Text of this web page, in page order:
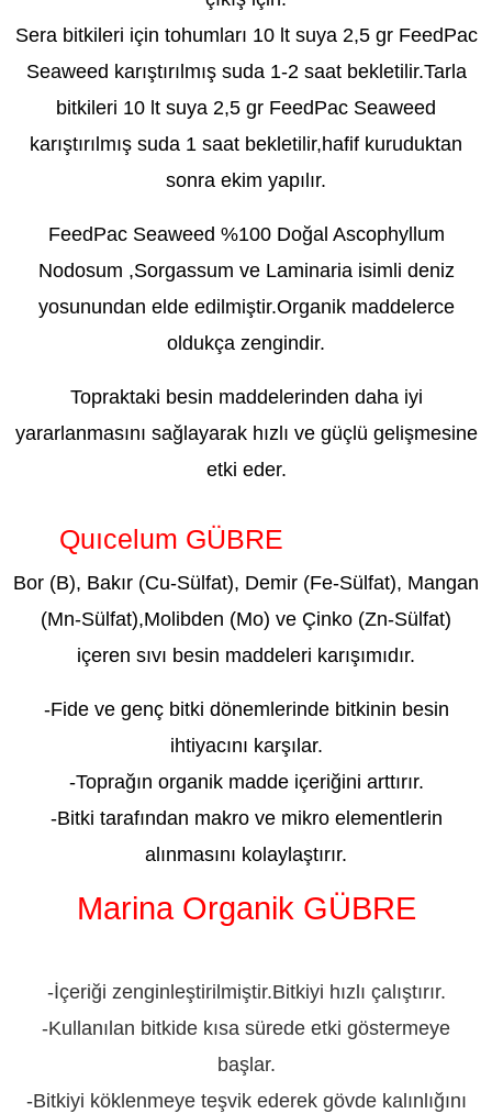
Sera bitkileri için tohumları 10 lt suya 2,5 gr FeedPac
Seaweed karıştırılmış suda 1-2 saat bekletilir.Tarla
bitkileri 10 lt suya 2,5 gr FeedPac Seaweed
karıştırılmış suda 1 saat bekletilir,hafif kuruduktan
sonra ekim yapılır.
FeedPac Seaweed %100 Doğal Ascophyllum
Nodosum ,Sorgassum ve Laminaria isimli deniz
yosunundan elde edilmiştir.Organik maddelerce
oldukça zengindir.
Topraktaki besin maddelerinden daha iyi
yararlanmasını sağlayarak hızlı ve güçlü gelişmesine
etki eder.
Quıcelum GÜBRE
Bor (B), Bakır (Cu-Sülfat), Demir (Fe-Sülfat), Mangan
(Mn-Sülfat),Molibden (Mo) ve Çinko (Zn-Sülfat)
içeren sıvı besin maddeleri karışımıdır.
-Fide ve genç bitki dönemlerinde bitkinin besin
ihtiyacını karşılar.
-Toprağın organik madde içeriğini arttırır.
-Bitki tarafından makro ve mikro elementlerin
alınmasını kolaylaştırır.
Marina Organik GÜBRE
-İçeriği zenginleştirilmiştir.Bitkiyi hızlı çalıştırır.
-Kullanılan bitkide kısa sürede etki göstermeye
başlar.
-Bitkiyi köklenmeye teşvik ederek gövde kalınlığını